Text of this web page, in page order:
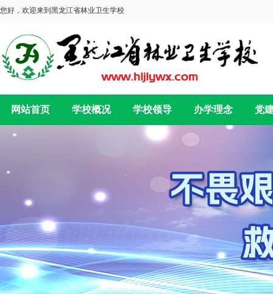
您好，欢迎来到黑龙江省林业卫生学校
网站首页 学校概况 学校领导 办学理念 党